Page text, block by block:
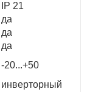
IP 21
да
да
да
-20...+50
инверторный